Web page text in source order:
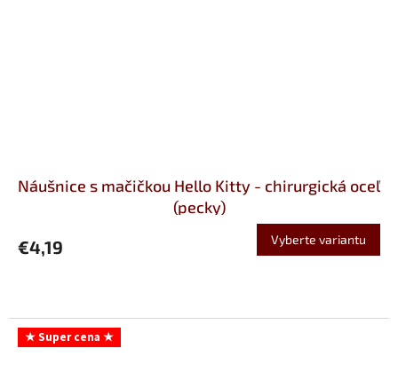
Náušnice s mačičkou Hello Kitty - chirurgická oceľ
(pecky)
€4,19 Vyberte variantu
★ Super cena ★